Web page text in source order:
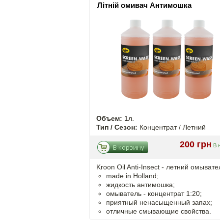
Літній омивач Антимошка
Объем: 1л.
Тип / Сезон: Концентрат / Летний
200 грн В
В корзину
Kroon Oil Anti-Insect - летний
made in Holland;
жидкость антимошка;
омыватель - концентрат 1:20;
приятный ненасыщенный запах;
отличные смывающие свойства.